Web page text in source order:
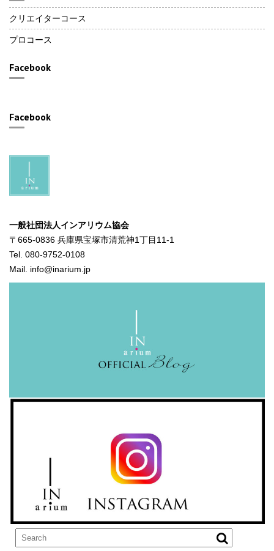
クリエイターコース
プロコース
Facebook
Facebook
一般社団法人インアリウム協会
〒665-0836 兵庫県宝塚市清荒神1丁目11-1
Tel. 080-9752-0108
Mail. info@inarium.jp